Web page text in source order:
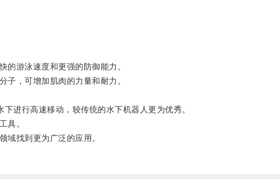
游泳速度和更强的防御能力。
，可增加肌肉的力量和耐力。
进行高速移动，较传统的水下机器人更为优秀。
具。
找到更为广泛的应用。